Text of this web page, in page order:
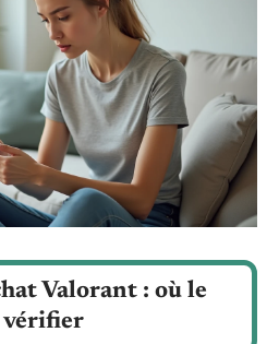
Valorant : où le
vérifier